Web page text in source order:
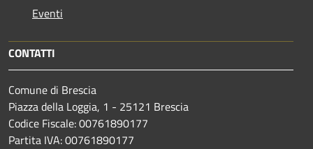
Eventi
CONTATTI
Comune di Brescia
Piazza della Loggia, 1 - 25121 Brescia
Codice Fiscale: 00761890177
Partita IVA: 00761890177